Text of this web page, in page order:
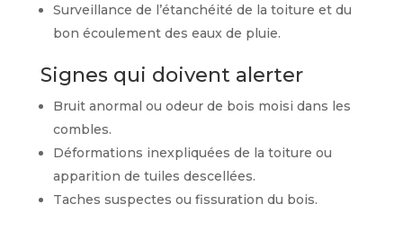
Surveillance de l’étanchéité de la toiture et du
bon écoulement des eaux de pluie.
Signes qui doivent alerter
Bruit anormal ou odeur de bois moisi dans les
combles.
Déformations inexpliquées de la toiture ou
apparition de tuiles descellées.
Taches suspectes ou fissuration du bois.